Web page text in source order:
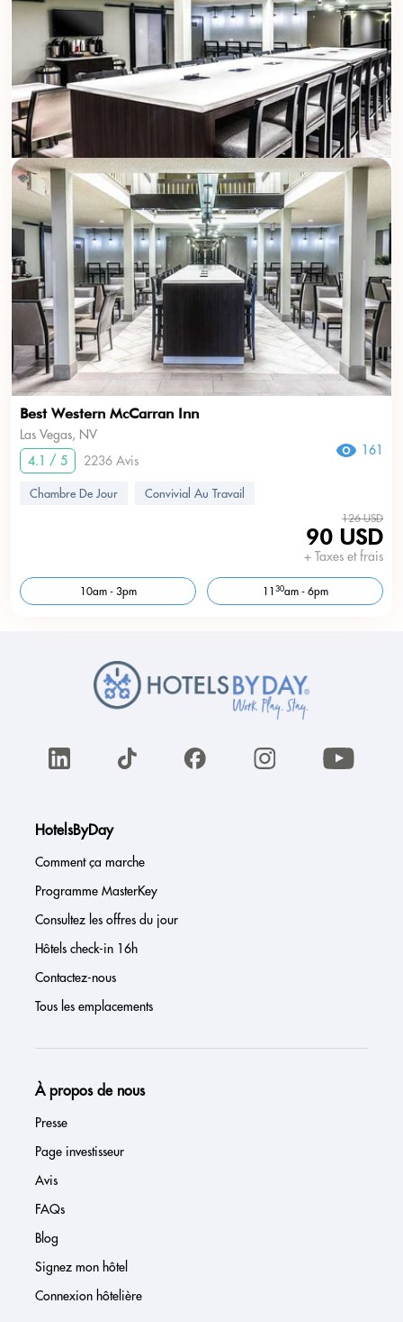
Best Western McCarran Inn
Las Vegas, NV
4.1 / 5
2236 Avis
161
Chambre De Jour Convivial Au Travail
126 USD
90 USD
+ Taxes et frais
10am - 3pm 1130am - 6pm
HotelsByDay
Comment ça marche
Programme MasterKey
Consultez les offres du jour
Hôtels check-in 16h
Contactez-nous
Tous les emplacements
À propos de nous
Presse
Page investisseur
Avis
FAQs
Blog
Signez mon hôtel
Connexion hôtelière